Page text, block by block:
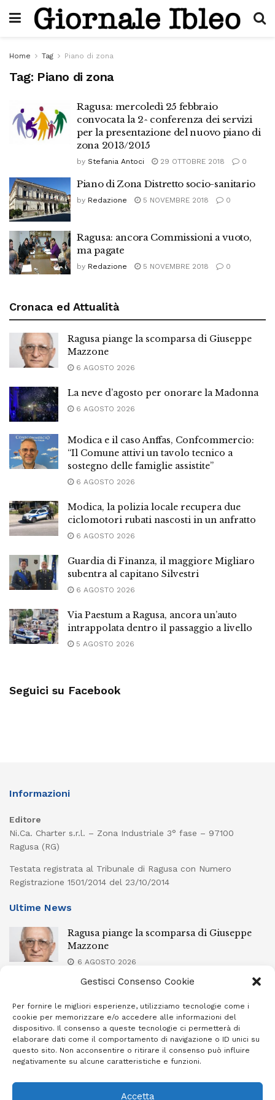
Gestisci Consenso Cookie
Per fornire le migliori esperienze, utilizziamo tecnologie come i
cookie per memorizzare e/o accedere alle informazioni del
dispositivo. Il consenso a queste tecnologie ci permetterà di
elaborare dati come il comportamento di navigazione o ID unici su
questo sito. Non acconsentire o ritirare il consenso può influire
negativamente su alcune caratteristiche e funzioni.
Accetta
Home Tag Piano di zona
Tag: Piano di zona
Ragusa: mercoledì 25 febbraio
convocata la 2^ conferenza dei servizi
per la presentazione del nuovo piano di
zona 2013/2015
by Stefania Antoci 29 OTTOBRE 2018 0
Piano di Zona Distretto socio-sanitario
by Redazione 5 NOVEMBRE 2018 0
Ragusa: ancora Commissioni a vuoto,
ma pagate
by Redazione 5 NOVEMBRE 2018 0
Cronaca ed Attualità
Ragusa piange la scomparsa di Giuseppe
Mazzone
6 AGOSTO 2026
La neve d’agosto per onorare la Madonna
6 AGOSTO 2026
Modica e il caso Anffas, Confcommercio:
“Il Comune attivi un tavolo tecnico a
sostegno delle famiglie assistite”
6 AGOSTO 2026
Modica, la polizia locale recupera due
ciclomotori rubati nascosti in un anfratto
6 AGOSTO 2026
Guardia di Finanza, il maggiore Migliaro
subentra al capitano Silvestri
6 AGOSTO 2026
Via Paestum a Ragusa, ancora un’auto
intrappolata dentro il passaggio a livello
5 AGOSTO 2026
Seguici su Facebook
Informazioni
Editore
Ni.Ca. Charter s.r.l. – Zona Industriale 3° fase – 97100
Ragusa (RG)
Testata registrata al Tribunale di Ragusa con Numero
Registrazione 1501/2014 del 23/10/2014
Ultime News
Ragusa piange la scomparsa di Giuseppe
Mazzone
6 AGOSTO 2026
La neve d’agosto per onorare la Madonna
6 AGOSTO 2026
Modica e il caso Anffas, Confcommercio:
“Il Comune attivi un tavolo tecnico a
sostegno delle famiglie assistite”